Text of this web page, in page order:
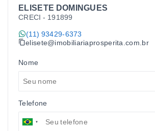
ELISETE DOMINGUES
CRECI - 191899
(11) 93429-6373
elisete@imobiliariaprosperita.com.br
Nome
Telefone